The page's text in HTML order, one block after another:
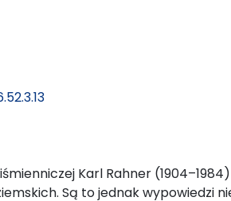
Karl Rahner
Są to jednak wypowiedzi